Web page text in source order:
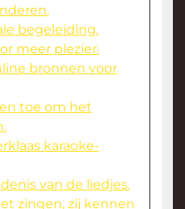
begeleiding.
meer plezier.
bronnen voor
toe om het
karaoke-
van de liedjes.
zingen, zij kennen